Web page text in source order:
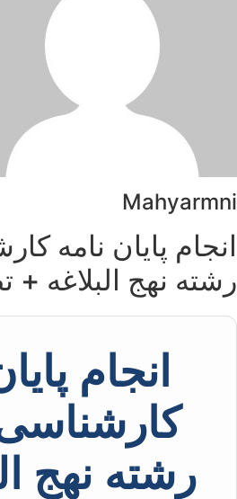
Mahyarmni
انجام پایان نامه
رشته نهج البلاغه +
انجام
رشته نهج